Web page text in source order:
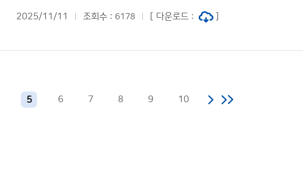
정이다.
2025/11/11 조회수 : 6178 [ 다운로드 :
5 6 7 8 9 10